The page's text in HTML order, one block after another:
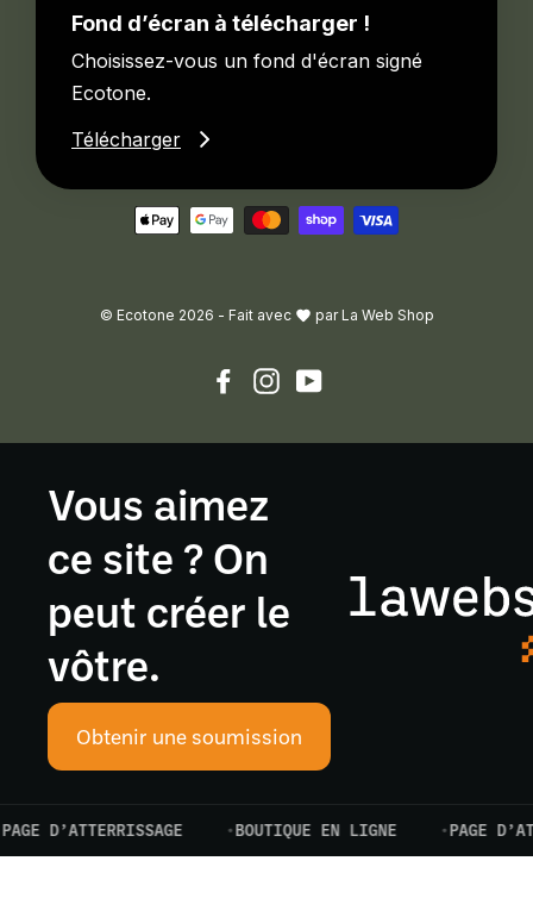
Fond d’écran à télécharger !
Choisissez-vous un fond d'écran signé
Ecotone.
Télécharger
© Ecotone 2026 - Fait avec parLa Web Shop
FacebookInstagram
Vous aimez
ce site ? On
peut créer le
vôtre.
Obtenir une soumission
BOUTIQUE EN LIGNE PAGE